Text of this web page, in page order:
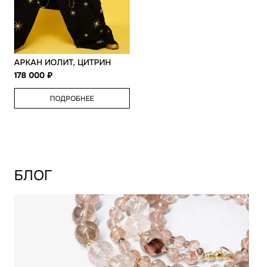
АРКАН ИОЛИТ, ЦИТРИН
178 000
ПОДРОБНЕЕ
БЛОГ